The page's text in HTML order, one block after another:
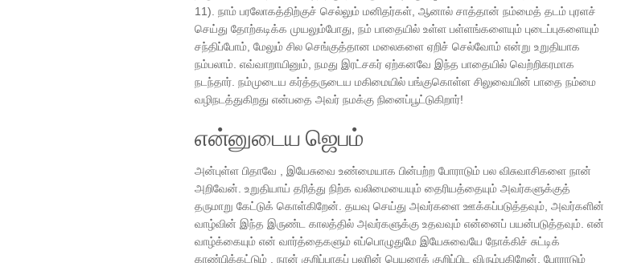
11). நாம் பரலோகத்திற்குச் செல்லும் மனிதர்கள், ஆனால் சாத்தான் நம்மைத் தடம் புரளச்
செய்து தோற்கடிக்க முயலும்போது, ​​நம் பாதையில் உள்ள பள்ளங்களையும் புடைப்புகளையும்
சந்திப்போம், மேலும் சில செங்குத்தான மலைகளை ஏறிச் செல்வோம் என்று உறுதியாக
நம்பலாம். எவ்வாறாயினும், நமது இரட்சகர் ஏற்கனவே இந்த பாதையில் வெற்றிகரமாக
நடந்தார். நம்முடைய கர்த்தருடைய மகிமையில் பங்குகொள்ள சிலுவையின் பாதை நம்மை
வழிநடத்துகிறது என்பதை அவர் நமக்கு நினைப்பூட்டுகிறார்!
என்னுடைய ஜெபம்
அன்புள்ள பிதாவே , இயேசுவை உண்மையாக பின்பற்ற போராடும் பல விசுவாசிகளை நான்
அறிவேன். உறுதியாய் தரித்து நிற்க வலிமையையும் தைரியத்தையும் அவர்களுக்குத்
தருமாறு கேட்டுக் கொள்கிறேன். தயவு செய்து அவர்களை ஊக்கப்படுத்தவும், அவர்களின்
வாழ்வின் இந்த இருண்ட காலத்தில் அவர்களுக்கு உதவவும் என்னைப் பயன்படுத்தவும். என்
வாழ்க்கையும் என் வார்த்தைகளும் எப்பொழுதுமே இயேசுவையே நோக்கிச் சுட்டிக்
காண்பிக்கட்டும் . நான் குறிப்பாகப் பலரின் பெயரைக் குறிப்பிட விரும்புகிறேன், போராடும்